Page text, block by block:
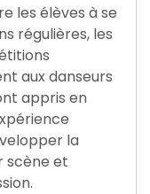
les élèves à se
régulières, les
aux danseurs
appris en
la
scène et